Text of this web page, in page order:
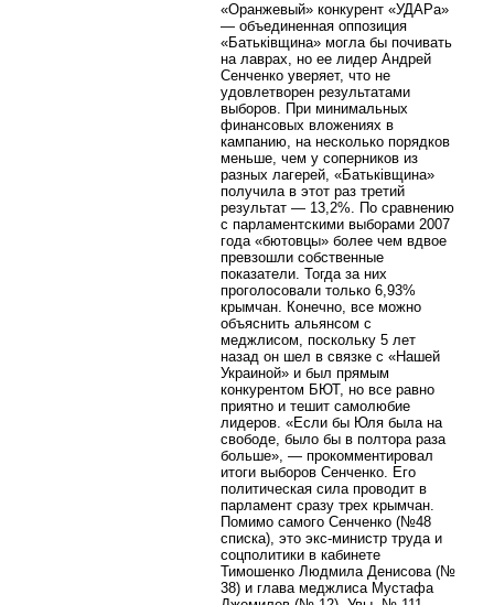
«Оранжевый» конкурент «УДАРа»
— объединенная оппозиция
«Батьківщина» могла бы почивать
на лаврах, но ее лидер Андрей
Сенченко уверяет, что не
удовлетворен результатами
выборов. При минимальных
финансовых вложениях в
кампанию, на несколько порядков
меньше, чем у соперников из
разных лагерей, «Батьківщина»
получила в этот раз третий
результат — 13,2%. По сравнению
с парламентскими выборами 2007
года «бютовцы» более чем вдвое
превзошли собственные
показатели. Тогда за них
проголосовали только 6,93%
крымчан. Конечно, все можно
объяснить альянсом с
меджлисом, поскольку 5 лет
назад он шел в связке с «Нашей
Украиной» и был прямым
конкурентом БЮТ, но все равно
приятно и тешит самолюбие
лидеров. «Если бы Юля была на
свободе, было бы в полтора раза
больше», — прокомментировал
итоги выборов Сенченко. Его
политическая сила проводит в
парламент сразу трех крымчан.
Помимо самого Сенченко (№48
списка), это экс-министр труда и
соцполитики в кабинете
Тимошенко Людмила Денисова (№
38) и глава меджлиса Мустафа